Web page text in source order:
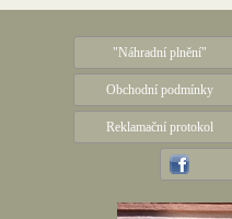
"Náhradní plnění"
Obchodní podmínky
Reklamační protokol